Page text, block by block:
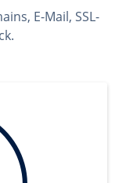
E-Mail, SSL-